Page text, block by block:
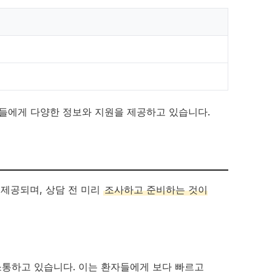
에게 다양한 정보와 지원을 제공하고 있습니다.
공되며, 상담 전 미리 조사하고 준비하는 것이
하고 있습니다. 이는 환자들에게 보다 빠르고